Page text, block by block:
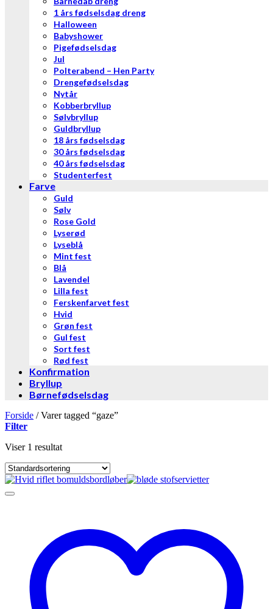
1 års fødselsdag dreng
Halloween
Babyshower
Pigefødselsdag
Jul
Polterabend – Hen Party
Drengefødselsdag
Nytår
Kobberbryllup
Sølvbryllup
Guldbryllup
18 års fødselsdag
30 års fødselsdag
40 års fødselsdag
Studenterfest
Farve
Guld
Sølv
Rose Gold
Lyserød
Lyseblå
Mint fest
Blå
Lavendel
Lilla fest
Ferskenfarvet fest
Hvid
Grøn fest
Gul fest
Sort fest
Rød fest
Konfirmation
Bryllup
Børnefødselsdag
Forside /Varer tagged “gaze”
Filter
Viser 1 resultat